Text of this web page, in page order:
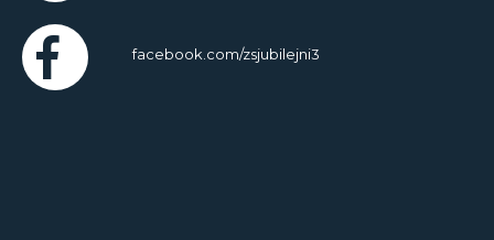
facebook.com/zsjubilejni3